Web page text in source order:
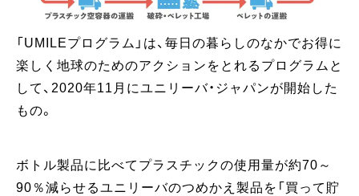
「UMILEプログラム」は、毎日の暮らしのなかでお得に
楽しく地球のためのアクションをとれるプログラムと
して、2020年11月にユニリーバ・ジャパンが開始した
もの。
ボトル製品に比べてプラスチックの使用量が約70～
90％減らせるユニリーバのつめかえ製品を「買って貯